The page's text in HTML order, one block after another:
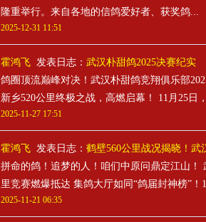
隆重举行。来自各地的信鸽爱好者、获奖鸽...
2025-12-31 11:51
霍鸿飞 发表日志： 武汉朴甜鸽2025决赛纪实
鸽圈顶流巅峰对决！武汉朴甜鸽竞翔俱乐部
新乡520公里终极之战，高燃启幕！ 11月25日
2025-11-27 17:51
霍鸿飞 发表日志： 鹤壁560公里战况揭晓！武
拼命的鸽！追梦的人！咱们中原问鼎定江山！
里竞赛燃爆抵达 集鸽大厅如同“鸽届封神榜”！
2025-11-21 06:35